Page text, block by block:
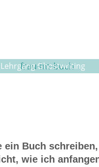
Lehrgang Ghostwriting
ein Buch
wie ich